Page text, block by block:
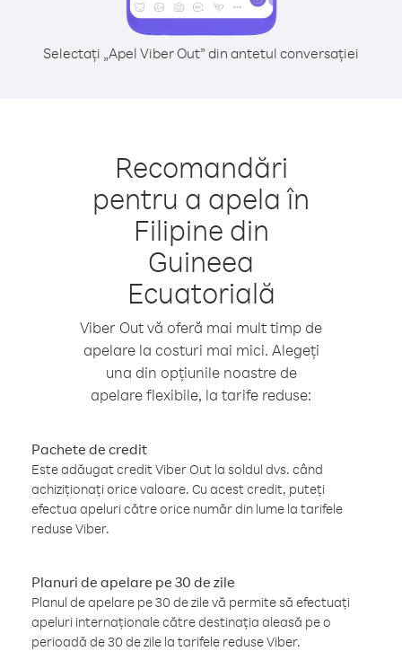
Selectați „Apel Viber Out” din antetul conversației
Recomandări
pentru a apela în
Filipine din
Guineea
Ecuatorială
Viber Out vă oferă mai mult timp de
apelare la costuri mai mici. Alegeți
una din opțiunile noastre de
apelare flexibile, la tarife reduse:
Pachete de credit
Este adăugat credit Viber Out la soldul dvs. când
achiziționați orice valoare. Cu acest credit, puteți
efectua apeluri către orice număr din lume la tarifele
reduse Viber.
Planuri de apelare pe 30 de zile
Planul de apelare pe 30 de zile vă permite să efectuați
apeluri internaționale către destinația aleasă pe o
perioadă de 30 de zile la tarifele reduse Viber.